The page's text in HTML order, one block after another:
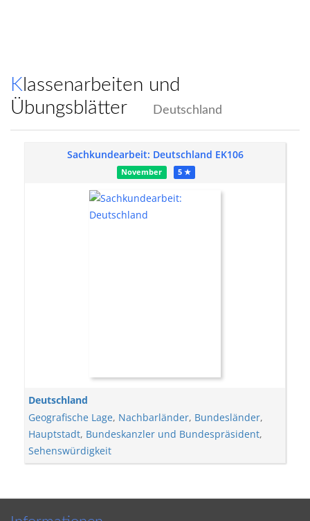
Klassenarbeiten und
Übungsblätter
Deutschland
Sachkundearbeit: Deutschland EK106
November 5 ★
Deutschland
Geografische Lage, Nachbarländer, Bundesländer,
Hauptstadt, Bundeskanzler und Bundespräsident,
Sehenswürdigkeit